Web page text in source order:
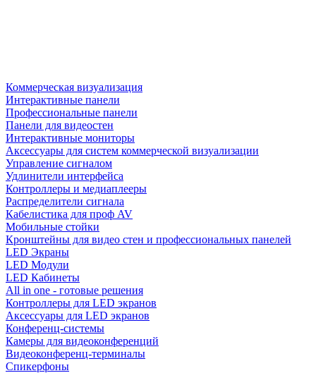
Коммерческая визуализация
Интерактивные панели
Профессиональные панели
Панели для видеостен
Интерактивные мониторы
Аксессуары для систем коммерческой визуализации
Управление сигналом
Удлинители интерфейса
Контроллеры и медиаплееры
Распределители сигнала
Кабелистика для проф AV
Мобильные стойки
Кронштейны для видео стен и профессиональных панелей
LED Экраны
LED Модули
LED Кабинеты
All in one - готовые решения
Контроллеры для LED экранов
Аксессуары для LED экранов
Конференц-системы
Камеры для видеоконференций
Видеоконференц-терминалы
Спикерфоны